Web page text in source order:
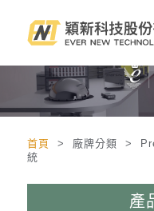
首頁
> 廠牌分類 >
統
產